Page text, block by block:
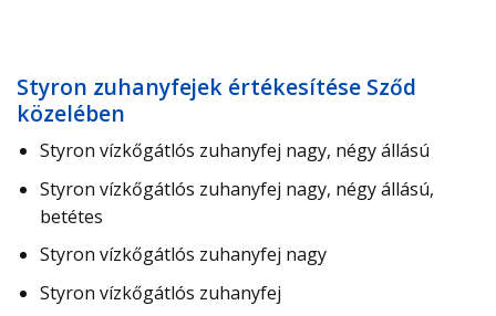
Styron zuhanyfejek értékesítése Sződ
közelében
Styron vízkőgátlós zuhanyfej nagy, négy állású
Styron vízkőgátlós zuhanyfej nagy, négy állású,
betétes
Styron vízkőgátlós zuhanyfej nagy
Styron vízkőgátlós zuhanyfej